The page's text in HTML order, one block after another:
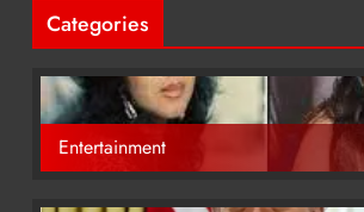
Categories
Entertainment